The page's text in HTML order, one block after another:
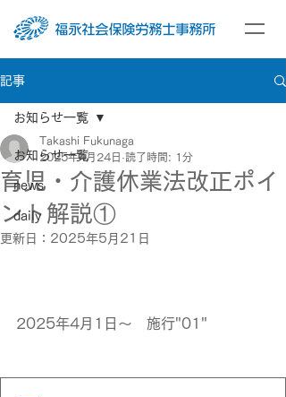
記事
お知らせ一覧
news
daily
お知らせ一覧
育児・介護休業法改正ポイ
ント解説①
Takashi Fukunaga
2025年4月24日 読了時間: 1分
更新日： 2025年5月21日
2025年4月1日～　施行"01"